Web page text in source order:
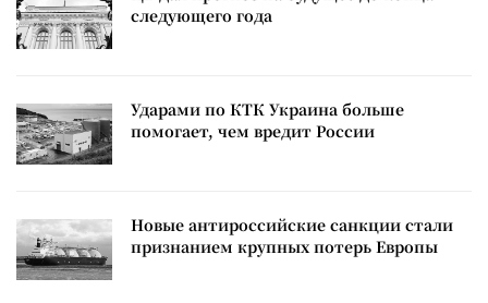
следующего года
Ударами по КТК Украина больше
помогает, чем вредит России
Новые антироссийские санкции стали
признанием крупных потерь Европы